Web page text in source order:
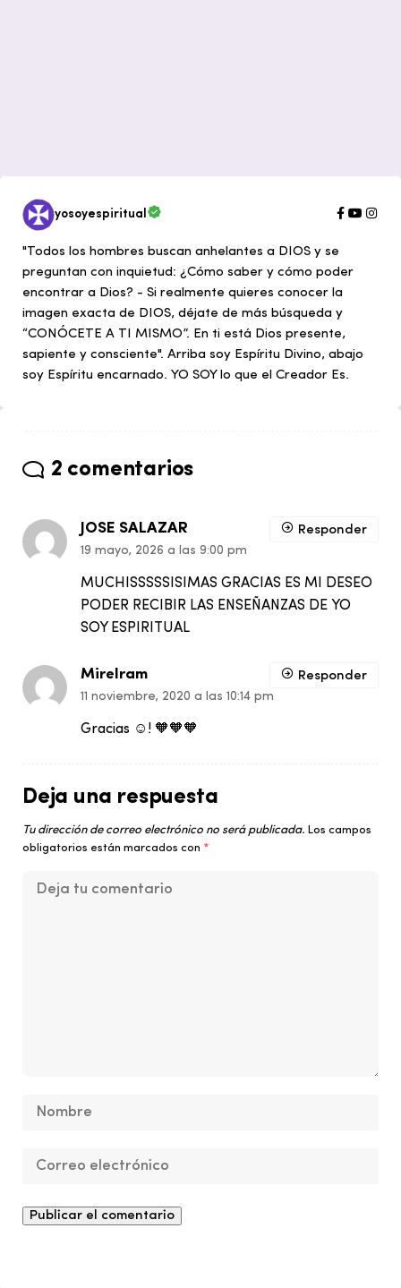
yosoyespiritual
"Todos los hombres buscan anhelantes a DIOS y se
preguntan con inquietud: ¿Cómo saber y cómo poder
encontrar a Dios? - Si realmente quieres conocer la
imagen exacta de DIOS, déjate de más búsqueda y
“CONÓCETE A TI MISMO”. En ti está Dios presente,
sapiente y consciente". Arriba soy Espíritu Divino, abajo
soy Espíritu encarnado. YO SOY lo que el Creador Es.
2 comentarios
JOSE SALAZAR
19 mayo, 2026 a las 9:00 pm
MUCHISSSSSISIMAS GRACIAS ES MI DESEO
PODER RECIBIR LAS ENSEÑANZAS DE YO
SOY ESPIRITUAL
Responder
Mirelram
11 noviembre, 2020 a las 10:14 pm
Gracias ☺️! 🧡🧡🧡
Responder
Deja una respuesta
Tu dirección de correo electrónico no será publicada. Los campos
obligatorios están marcados con *